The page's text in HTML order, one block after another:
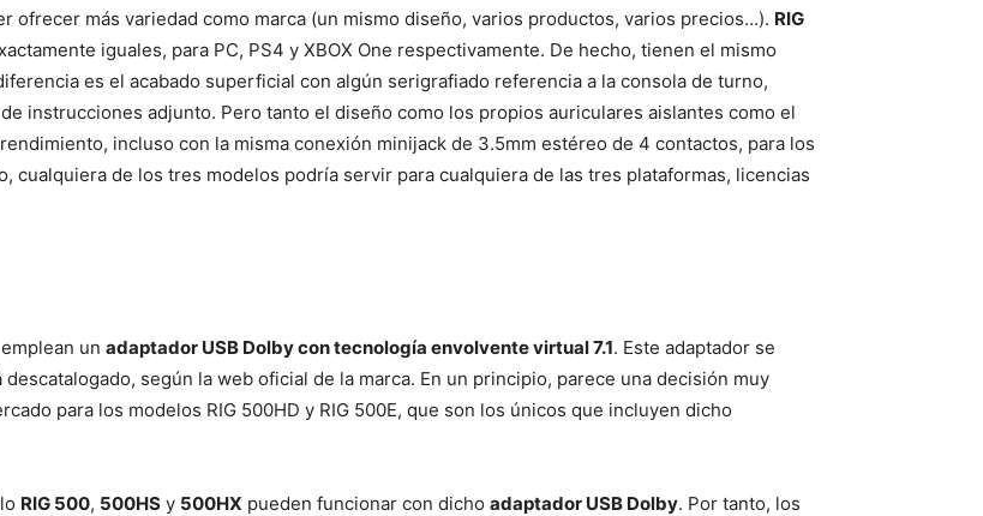
ofrecer más variedad como marca (un mismo diseño, varios productos, varios precios…). RIG
iguales, para PC, PS4 y XBOX One respectivamente. De hecho, tienen el mismo
es el acabado superficial con algún serigrafiado referencia a la consola de turno,
instrucciones adjunto. Pero tanto el diseño como los propios auriculares aislantes como el
incluso con la misma conexión minijack de 3.5mm estéreo de 4 contactos, para los
de los tres modelos podría servir para cualquiera de las tres plataformas, licencias
un adaptador USB Dolby con tecnología envolvente virtual 7.1. Este adaptador se
según la web oficial de la marca. En un principio, parece una decisión muy
para los modelos RIG 500HD y RIG 500E, que son los únicos que incluyen dicho
RIG 500, 500HS y 500HX pueden funcionar con dicho adaptador USB Dolby. Por tanto, los